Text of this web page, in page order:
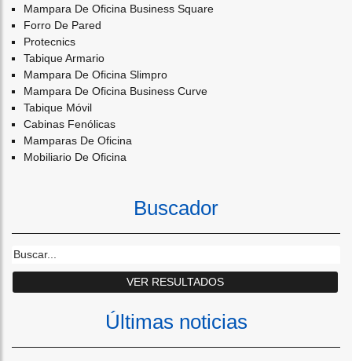
Mampara De Oficina Business Square
Forro De Pared
Protecnics
Tabique Armario
Mampara De Oficina Slimpro
Mampara De Oficina Business Curve
Tabique Móvil
Cabinas Fenólicas
Mamparas De Oficina
Mobiliario De Oficina
Buscador
Últimas noticias